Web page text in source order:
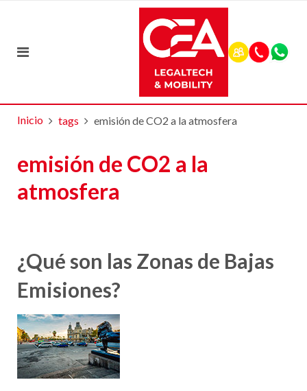
Inicio tags emisión de CO2 a la atmosfera
emisión de CO2 a la
atmosfera
¿Qué son las Zonas de Bajas
Emisiones?